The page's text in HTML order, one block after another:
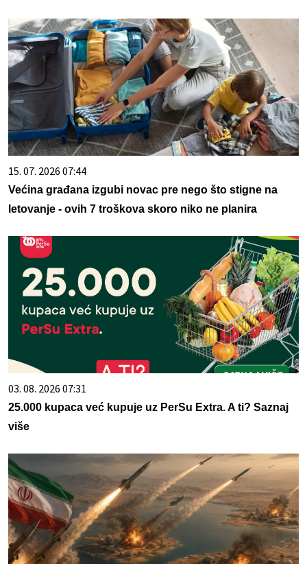
15. 07. 2026 07:44
Većina građana izgubi novac pre nego što stigne na
letovanje - ovih 7 troškova skoro niko ne planira
03. 08. 2026 07:31
25.000 kupaca već kupuje uz PerSu Extra. A ti? Saznaj
više